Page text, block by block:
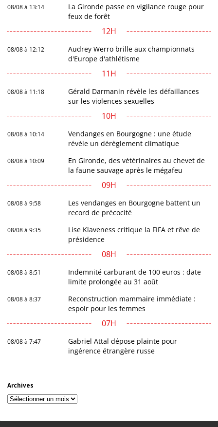
08/08 à 13:14
La Gironde passe en vigilance rouge pour
feux de forêt
12H
08/08 à 12:12
Audrey Werro brille aux championnats
d'Europe d'athlétisme
11H
08/08 à 11:18
Gérald Darmanin révèle les défaillances
sur les violences sexuelles
10H
08/08 à 10:14
Vendanges en Bourgogne : une étude
révèle un dérèglement climatique
08/08 à 10:09
En Gironde, des vétérinaires au chevet de
la faune sauvage après le mégafeu
09H
08/08 à 9:58
Les vendanges en Bourgogne battent un
record de précocité
08/08 à 9:35
Lise Klaveness critique la FIFA et rêve de
présidence
08H
08/08 à 8:51
Indemnité carburant de 100 euros : date
limite prolongée au 31 août
08/08 à 8:37
Reconstruction mammaire immédiate :
espoir pour les femmes
07H
08/08 à 7:47
Gabriel Attal dépose plainte pour
ingérence étrangère russe
Archives
Archives